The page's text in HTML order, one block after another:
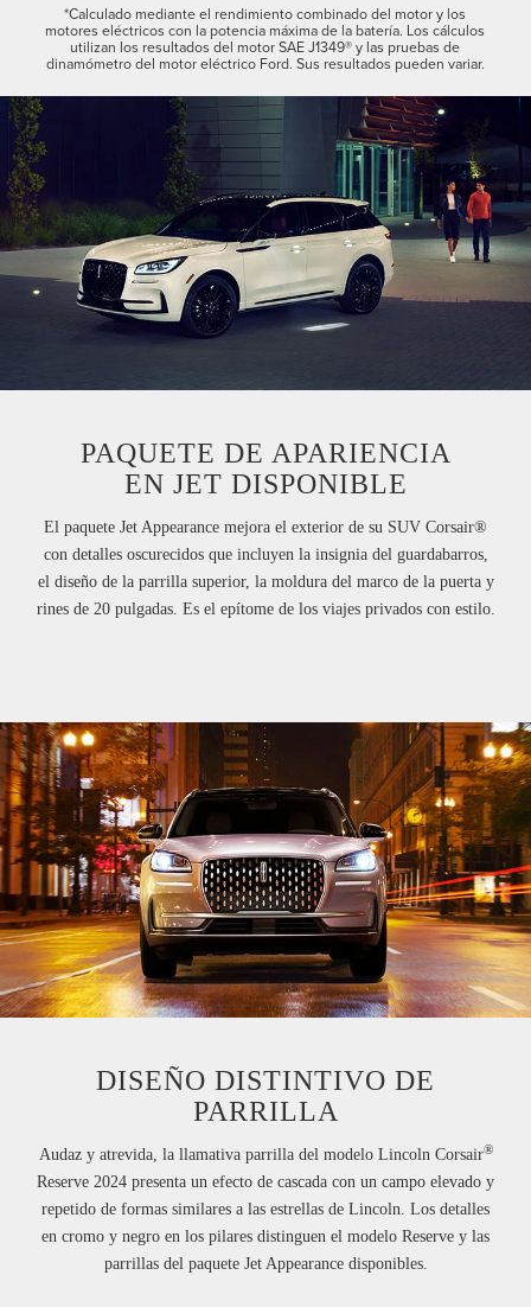
*Calculado mediante el rendimiento combinado del motor y los
motores eléctricos con la potencia máxima de la batería. Los cálculos
utilizan los resultados del motor SAE J1349® y las pruebas de
dinamómetro del motor eléctrico Ford. Sus resultados pueden variar.
PAQUETE DE APARIENCIA
EN JET DISPONIBLE
El paquete Jet Appearance mejora el exterior de su SUV Corsair®
con detalles oscurecidos que incluyen la insignia del guardabarros,
el diseño de la parrilla superior, la moldura del marco de la puerta y
rines de 20 pulgadas. Es el epítome de los viajes privados con estilo.
DISEÑO DISTINTIVO DE
PARRILLA
Audaz y atrevida, la llamativa parrilla del modelo Lincoln Corsair®
Reserve 2024 presenta un efecto de cascada con un campo elevado y
repetido de formas similares a las estrellas de Lincoln. Los detalles
en cromo y negro en los pilares distinguen el modelo Reserve y las
parrillas del paquete Jet Appearance disponibles.